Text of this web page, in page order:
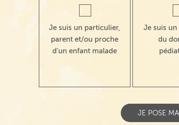
Je suis un particulier,
parent et/ou proche
d'un enfant malade
Je suis
du